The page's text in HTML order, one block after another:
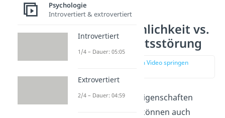
Starke Persönlichkeit vs.
Persönlichkeitsstörung
zur Stelle im Video springen
Die Persönlichkeitseigenschaften
mancher Personen können auch
Psychologie
Introvertiert & extrovertiert
Introvertiert
1/4 – Dauer: 05:05
Extrovertiert
2/4 – Dauer: 04:59